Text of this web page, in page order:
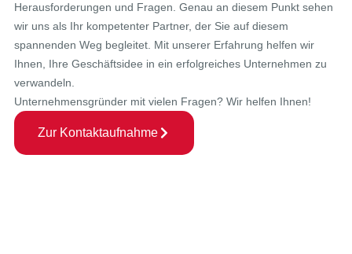
Herausforderungen und Fragen. Genau an diesem Punkt sehen
wir uns als Ihr kompetenter Partner, der Sie auf diesem
spannenden Weg begleitet. Mit unserer Erfahrung helfen wir
Ihnen, Ihre Geschäftsidee in ein erfolgreiches Unternehmen zu
verwandeln.
Unternehmensgründer mit vielen Fragen? Wir helfen Ihnen!
Zur Kontaktaufnahme